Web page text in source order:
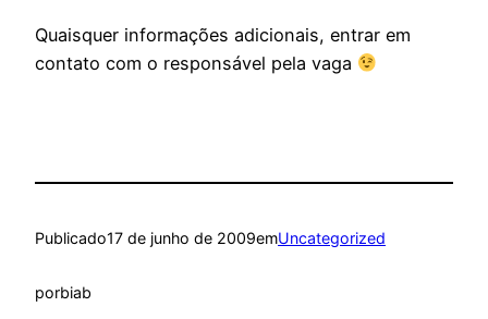
Quaisquer informações adicionais, entrar em
contato com o responsável pela vaga
Publicado17 de junho de 2009emUncategorized
porbiab